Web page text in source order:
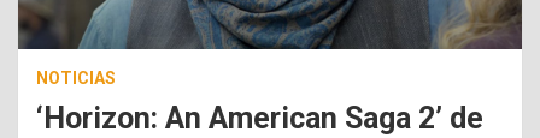
NOTICIAS
‘Horizon: An American Saga 2’ de